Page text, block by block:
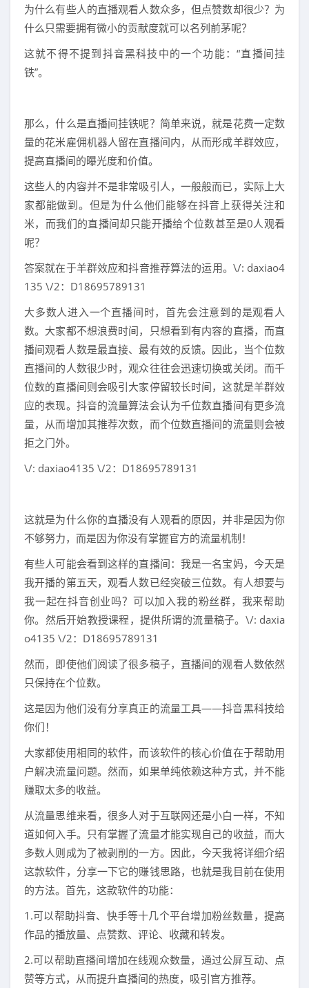
为什么有些人的直播观看人数众多，但点赞数却很少？为
什么只需要拥有微小的贡献度就可以名列前茅呢？
这就不得不提到抖音黑科技中的一个功能：“直播间挂
铁”。
那么，什么是直播间挂铁呢？简单来说，就是花费一定数
量的花米雇佣机器人留在直播间内，从而形成羊群效应，
提高直播间的曝光度和价值。
这些人的内容并不是非常吸引人，一般般而已，实际上大
家都能做到。但是为什么他们能够在抖音上获得关注和
米，而我们的直播间却只能开播给个位数甚至是0人观看
呢？
答案就在于羊群效应和抖音推荐算法的运用。\/: daxiao4
135 \/2：D18695789131
大多数人进入一个直播间时，首先会注意到的是观看人
数。大家都不想浪费时间，只想看到有内容的直播，而直
播间观看人数是最直接、最有效的反馈。因此，当个位数
直播间的人数很少时，观众往往会迅速切换或关闭。而千
位数的直播间则会吸引大家停留较长时间，这就是羊群效
应的表现。抖音的流量算法会认为千位数直播间有更多流
量，从而增加其推荐次数，而个位数直播间的流量则会被
拒之门外。
\/: daxiao4135 \/2：D18695789131
这就是为什么你的直播没有人观看的原因，并非是因为你
不够努力，而是因为你没有掌握官方的流量机制！
有些人可能会看到这样的直播间：我是一名宝妈，今天是
我开播的第五天，观看人数已经突破三位数。有人想要与
我一起在抖音创业吗？可以加入我的粉丝群，我来帮助
你。然后开始教授课程，提供所谓的流量稿子。\/: daxia
o4135 \/2：D18695789131
然而，即使他们阅读了很多稿子，直播间的观看人数依然
只保持在个位数。
这是因为他们没有分享真正的流量工具——抖音黑科技给
你们！
大家都使用相同的软件，而该软件的核心价值在于帮助用
户解决流量问题。然而，如果单纯依赖这种方式，并不能
赚取太多的收益。
从流量思维来看，很多人对于互联网还是小白一样，不知
道如何入手。只有掌握了流量才能实现自己的收益，而大
多数人则成为了被剥削的一方。因此，今天我将详细介绍
这款软件，分享一下它的赚钱思路，也就是我目前在使用
的方法。首先，这款软件的功能：
1.可以帮助抖音、快手等十几个平台增加粉丝数量，提高
作品的播放量、点赞数、评论、收藏和转发。
2.可以帮助直播间增加在线观众数量，通过公屏互动、点
赞等方式，从而提升直播间的热度，吸引官方推荐。